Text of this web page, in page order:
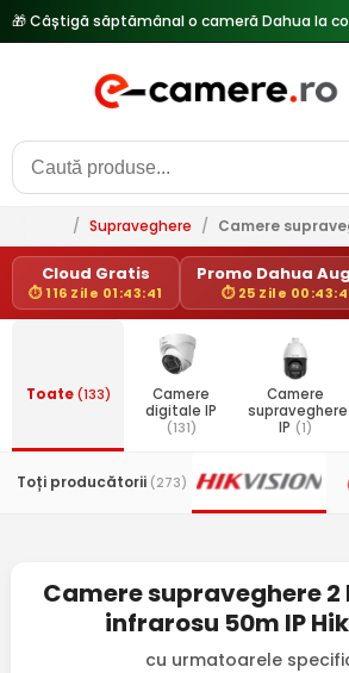
/ Supraveghere / Camere
Cloud Gratis
⏱ 116 Zile 01:43:41
Promo Dahua
⏱ 25 Zile
Toate(133)
Camere
digitale IP
(131)
Camere
supraveghere
IP (1)
Toți producătorii (273)
Camere supraveghere 2
infrarosu 50m IP
cu urmatoarele